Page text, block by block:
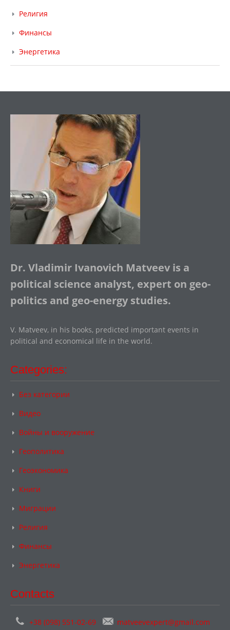
Религия
Финансы
Энергетика
Dr. Vladimir Ivanovich Matveev is a
political science analyst, expert on geo-
politics and geo-energy studies.
V. Matveev, in his books, predicted important events in
political and economical life in the world.
Categories:
Без категории
Видео
Войны и вооружение
Геополитика
Геоэкономика
Книги
Миграции
Религия
Финансы
Энергетика
Contacts
+38 (098) 551-02-69 matveevexpert@gmail.com